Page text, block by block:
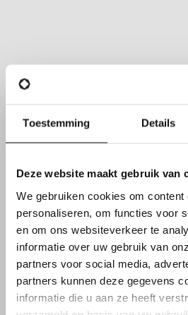
Toestemming Details
Deze website maakt gebruik van
We gebruiken cookies om content
personaliseren, om functies voor
en om ons websiteverkeer te
informatie over uw gebruik van
partners voor social media,
partners kunnen deze gegevens
informatie die u aan ze heeft
FUNCTIEVEREISTEN
Daarnaast